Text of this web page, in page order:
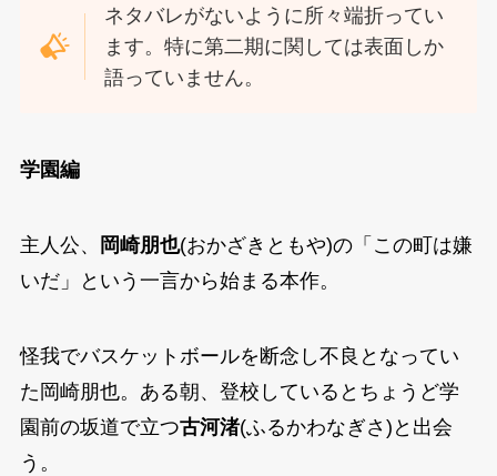
ネタバレがないように所々端折ってい
ます。特に第二期に関しては表面しか
語っていません。
学園編
主人公、 岡崎朋也(おかざきともや)の「この町は嫌
いだ」という一言から始まる本作。
怪我でバスケットボールを断念し不良となってい
た岡崎朋也。ある朝、登校しているとちょうど学
園前の坂道で立つ古河渚(ふるかわなぎさ)と出会
う。